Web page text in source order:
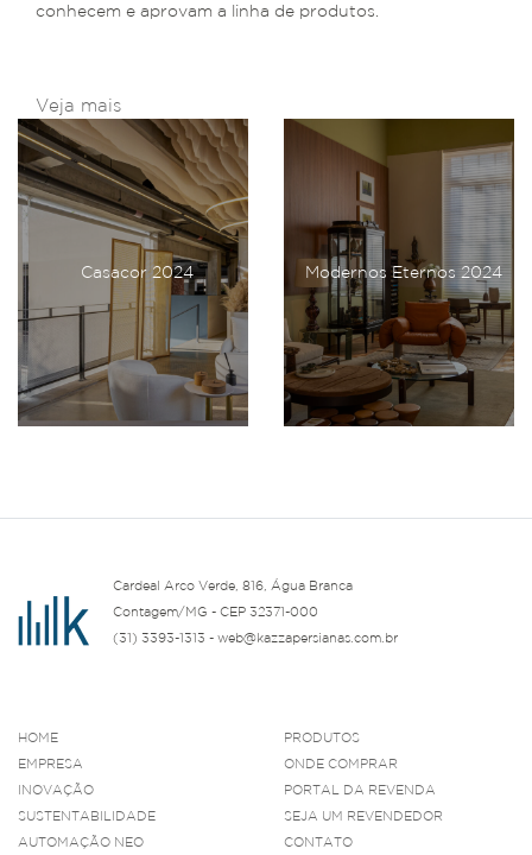
conhecem e aprovam a linha de produtos.
Veja mais
Casacor 2024 Modernos Eternos 2024
Cardeal Arco Verde, 816, Água Branca
Contagem/MG - CEP 32371-000
(31) 3393-1313 - web@kazzapersianas.com.br
HOME
EMPRESA
INOVAÇÃO
SUSTENTABILIDADE
AUTOMAÇÃO NEO
PRODUTOS
ONDE COMPRAR
PORTAL DA REVENDA
SEJA UM REVENDEDOR
CONTATO